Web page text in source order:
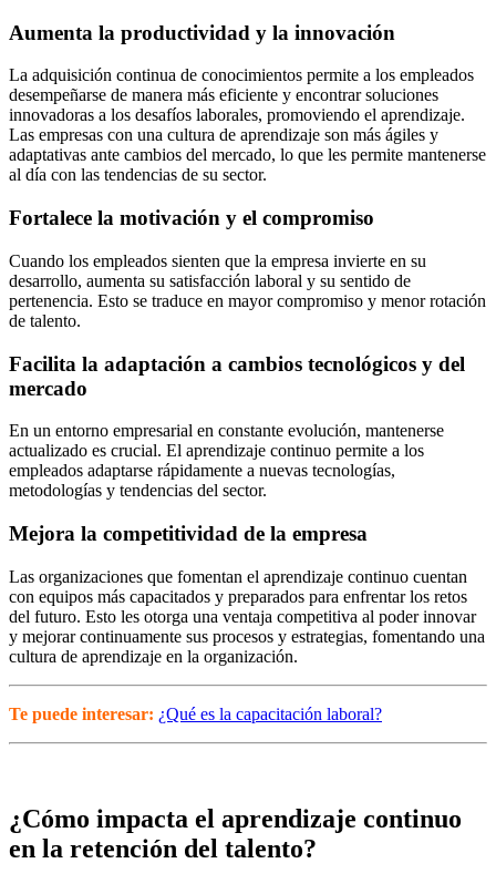
Aumenta la productividad y la innovación
La adquisición continua de conocimientos permite a los empleados
desempeñarse de manera más eficiente y encontrar soluciones
innovadoras a los desafíos laborales, promoviendo el aprendizaje.
Las empresas con una cultura de aprendizaje son más ágiles y
adaptativas ante cambios del mercado, lo que les permite mantenerse
al día con las tendencias de su sector.
Fortalece la motivación y el compromiso
Cuando los empleados sienten que la empresa invierte en su
desarrollo, aumenta su satisfacción laboral y su sentido de
pertenencia. Esto se traduce en mayor compromiso y menor rotación
de talento.
Facilita la adaptación a cambios tecnológicos y del
mercado
En un entorno empresarial en constante evolución, mantenerse
actualizado es crucial. El aprendizaje continuo permite a los
empleados adaptarse rápidamente a nuevas tecnologías,
metodologías y tendencias del sector.
Mejora la competitividad de la empresa
Las organizaciones que fomentan el aprendizaje continuo cuentan
con equipos más capacitados y preparados para enfrentar los retos
del futuro. Esto les otorga una ventaja competitiva al poder innovar
y mejorar continuamente sus procesos y estrategias, fomentando una
cultura de aprendizaje en la organización.
Te puede interesar: ¿Qué es la capacitación laboral?
¿Cómo impacta el aprendizaje continuo
en la retención del talento?